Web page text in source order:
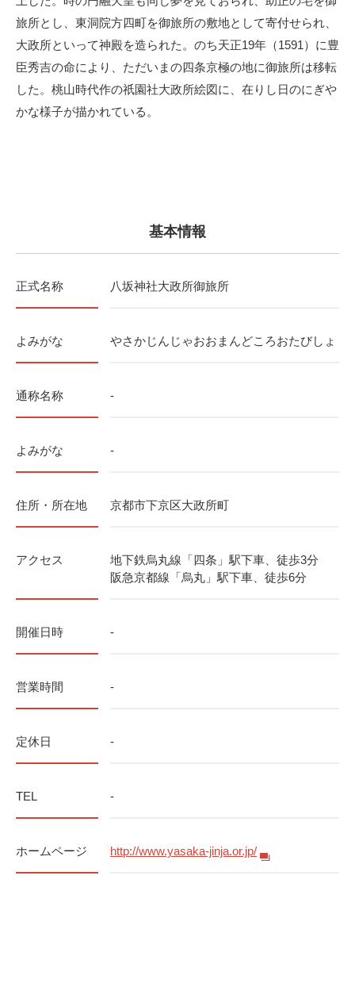
旅所とし、東洞院方四町を御旅所の敷地として寄付せられ、
大政所といって神殿を造られた。のち天正19年（1591）に豊
臣秀吉の命により、ただいまの四条京極の地に御旅所は移転
した。桃山時代作の祇園社大政所絵図に、在りし日のにぎや
かな様子が描かれている。
基本情報
正式名称 八坂神社大政所御旅所
よみがな やさかじんじゃおおまんどころおたびしょ
通称名称 -
よみがな -
住所・所在地 京都市下京区大政所町
アクセス
地下鉄烏丸線「四条」駅下車、徒歩3分
阪急京都線「烏丸」駅下車、徒歩6分
開催日時 -
営業時間 -
定休日 -
TEL -
ホームページ http://www.yasaka-jinja.or.jp/